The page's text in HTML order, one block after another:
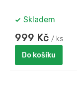
Skladem
999 Kč / ks
Do košíku